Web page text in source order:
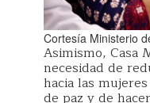
Cortesía Ministerio
Asimismo, Casa
necesidad de
hacia las
de paz y de